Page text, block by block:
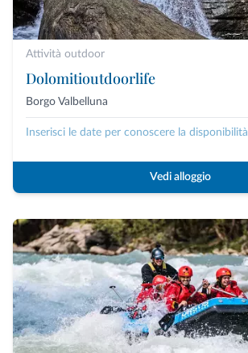
Attività outdoor
Dolomitioutdoorlife
Borgo Valbelluna
Inserisci le date per conoscere la disponibilità
Vedi alloggio